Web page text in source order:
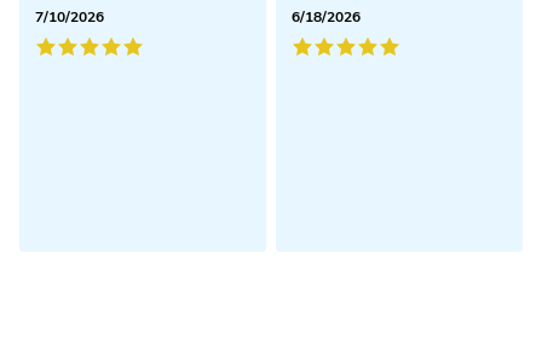
7/10/2026
6/18/2026